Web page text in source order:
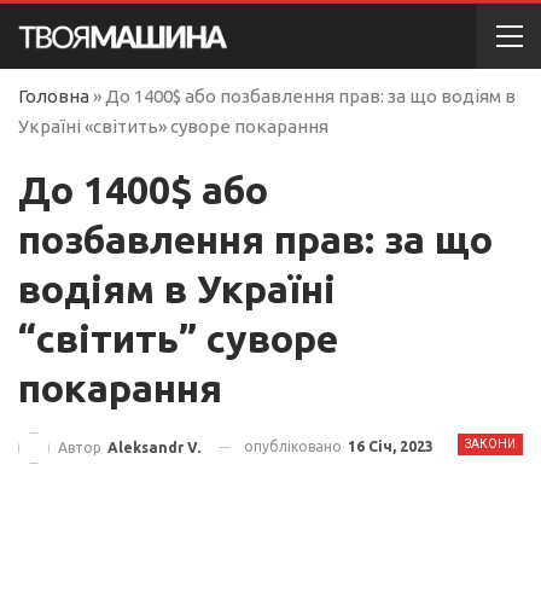
Головна » До 1400$ або позбавлення прав: за що водіям в
Україні «світить» суворе покарання
До 1400$ або
позбавлення прав: за що
водіям в Україні
“світить” суворе
покарання
ЗАКОНИ
Автор Aleksandr V. опубліковано 16 Січ, 2023